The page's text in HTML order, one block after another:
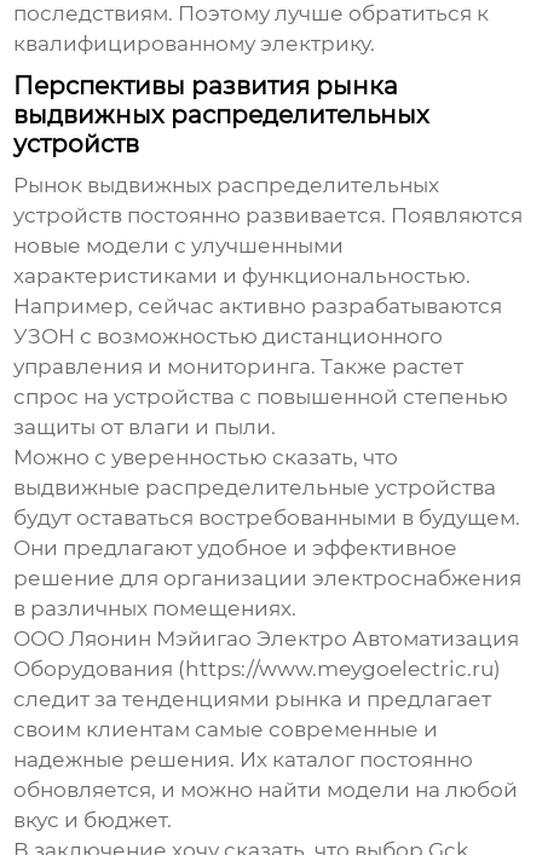
последствиям. Поэтому лучше обратиться к
квалифицированному электрику.
Перспективы развития рынка
выдвижных распределительных
устройств
Рынок выдвижных распределительных
устройств постоянно развивается. Появляются
новые модели с улучшенными
характеристиками и функциональностью.
Например, сейчас активно разрабатываются
УЗОН с возможностью дистанционного
управления и мониторинга. Также растет
спрос на устройства с повышенной степенью
защиты от влаги и пыли.
Можно с уверенностью сказать, что
выдвижные распределительные устройства
будут оставаться востребованными в будущем.
Они предлагают удобное и эффективное
решение для организации электроснабжения
в различных помещениях.
ООО Ляонин Мэйигао Электро Автоматизация
Оборудования (https://www.meygoelectric.ru)
следит за тенденциями рынка и предлагает
своим клиентам самые современные и
надежные решения. Их каталог постоянно
обновляется, и можно найти модели на любой
вкус и бюджет.